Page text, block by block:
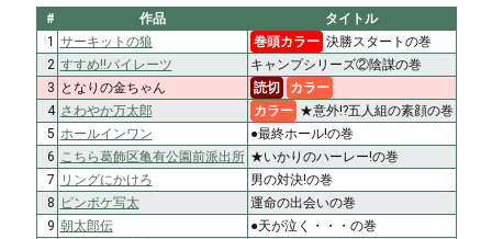
# 作品
タイトル
1 サーキットの狼 巻頭カラー 決勝スタートの巻
2 すすめ!!パイレーツ
キャンプシリーズ②陰謀の巻
3 となりの金ちゃん 読切
カラー
4 さわやか万太郎 カラー ★意外!?五人組の素顔の巻
5 ホールインワン
●最終ホール!の巻
6
こちら葛飾区亀有公園前派出所 ★いかりのハーレー!の巻
7 リングにかけろ
男の対決!の巻
8 ピンボケ写太
運命の出会いの巻
9 朝太郎伝
●天が泣く・・・の巻